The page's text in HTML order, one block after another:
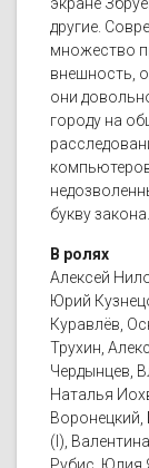
экране
другие.
множество
внешность,
они
городу на
букву
В ролях
Алексей
Юрий
Куравлёв,
Трухин,
Чердынцев,
Наталья
Воронецкий,
(I),